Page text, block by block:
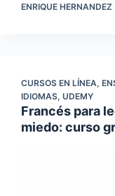
ENRIQUE HERNANDEZ
CURSOS EN LÍNEA,
IDIOMAS, UDEMY
Francés para
miedo: curso